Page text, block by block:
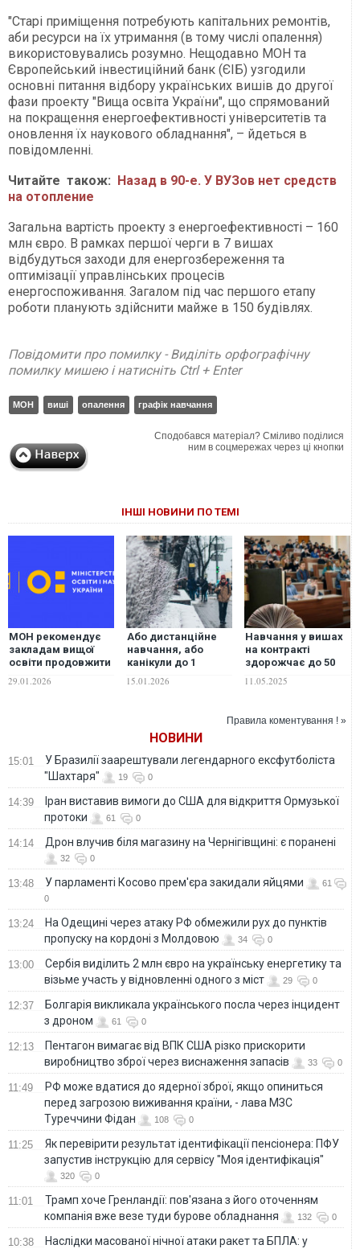
"Старі приміщення потребують капітальних ремонтів,
аби ресурси на їх утримання (в тому числі опалення)
використовувались розумно. Нещодавно МОН та
Європейський інвестиційний банк (ЄІБ) узгодили
основні питання відбору українських вишів до другої
фази проекту "Вища освіта України", що спрямований
на покращення енергоефективності університетів та
оновлення їх наукового обладнання", – йдеться в
повідомленні.
Читайте також:
Назад в 90-е. У ВУЗов нет средств
на отопление
Загальна вартість проекту з енергоефективності – 160
млн євро. В рамках першої черги в 7 вишах
відбудуться заходи для енергозбереження та
оптимізації управлінських процесів
енергоспоживання. Загалом під час першого етапу
роботи планують здійснити майже в 150 будівлях.
Повідомити про помилку - Виділіть орфографічну
помилку мишею і натисніть Ctrl + Enter
МОН виші опалення графік навчання
Сподобався матеріал? Сміливо поділися
ним в соцмережах через ці кнопки
ІНШІ НОВИНИ ПО ТЕМІ
МОН рекомендує
закладам вищої
освіти продовжити
навчання в
29.01.2026
Або дистанційне
навчання, або
канікули до 1
ухвалило рішення
15.01.2026
Навчання у вишах
на контракті
здорожчає до 50
МОН назвали
11.05.2025
Правила коментування ! »
НОВИНИ
15:01
У Бразилії заарештували легендарного ексфутболіста
"Шахтаря"
19 0
14:39
Іран виставив вимоги до США для відкриття Ормузької
протоки
61 0
14:14 Дрон влучив біля магазину на Чернігівщині: є поранені
32 0
13:48 У парламенті Косово прем'єра закидали яйцями
61
0
13:24
На Одещині через атаку РФ обмежили рух до пунктів
пропуску на кордоні з Молдовою
34 0
13:00
Сербія виділить 2 млн євро на українську енергетику та
візьме участь у відновленні одного з міст
29 0
12:37
Болгарія викликала українського посла через інцидент
з дроном
61 0
12:13
Пентагон вимагає від ВПК США різко прискорити
виробництво зброї через виснаження запасів
33 0
11:49
РФ може вдатися до ядерної зброї, якщо опиниться
перед загрозою виживання країни, - лава МЗС
Туреччини Фідан
108 0
11:25
Як перевірити результат ідентифікації пенсіонера: ПФУ
запустив інструкцію для сервісу "Моя ідентифікація"
320 0
11:01
Трамп хоче Гренландії: пов'язана з його оточенням
компанія вже везе туди бурове обладнання
132 0
10:38 Наслідки масованої нічної атаки ракет та БПЛА: у